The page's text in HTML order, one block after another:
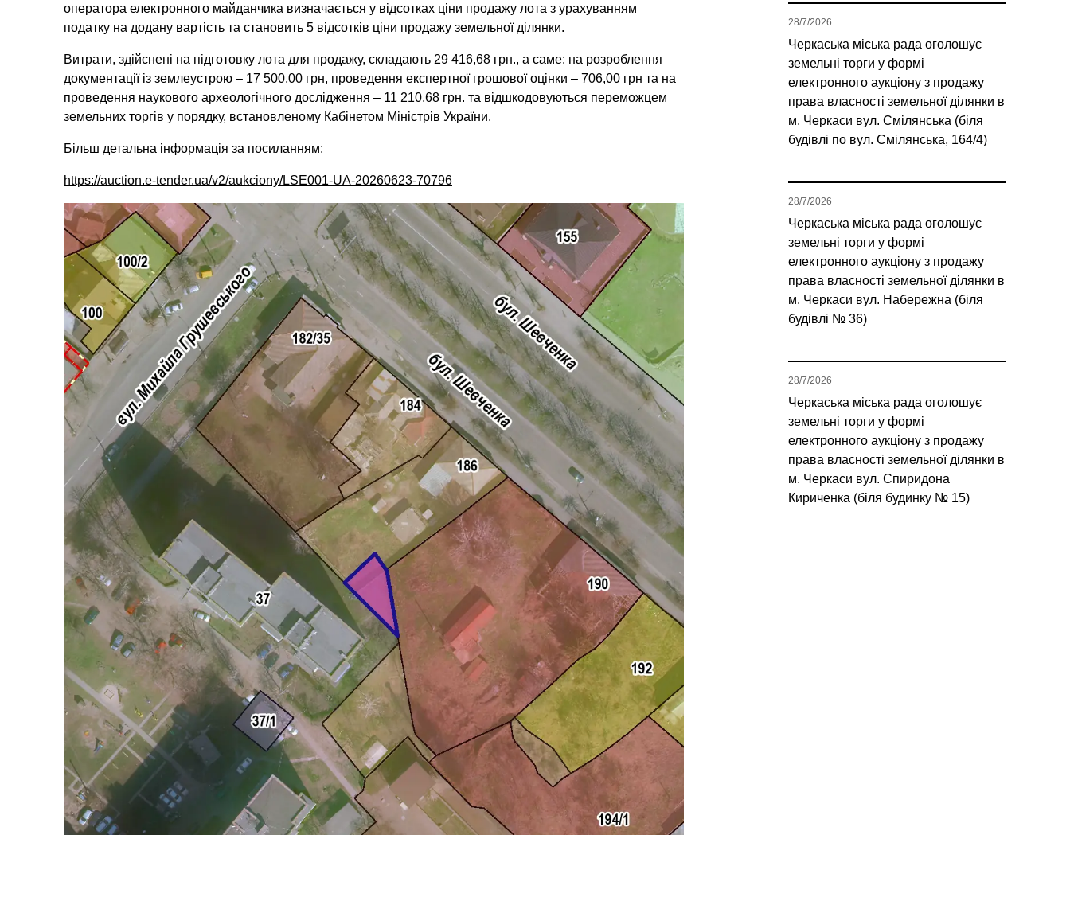
оператора електронного майданчика визначається у відсотках ціни продажу лота з урахуванням
податку на додану вартість та становить 5 відсотків ціни продажу земельної ділянки.
Витрати, здійснені на підготовку лота для продажу, складають 29 416,68 грн., а саме: на розроблення
документації із землеустрою – 17 500,00 грн, проведення експертної грошової оцінки – 706,00 грн та на
проведення наукового археологічного дослідження – 11 210,68 грн. та відшкодовуються переможцем
земельних торгів у порядку, встановленому Кабінетом Міністрів України.
Більш детальна інформація за посиланням:
https://auction.e-tender.ua/v2/aukciony/LSE001-UA-20260623-70796
Черкаська міська рада оголошує
земельні торги у формі
електронного аукціону з продажу
права власності земельної ділянки в
м. Черкаси вул. Смілянська (біля
будівлі по вул. Смілянська, 164/4)
28/7/2026
Черкаська міська рада оголошує
земельні торги у формі
електронного аукціону з продажу
права власності земельної ділянки в
м. Черкаси вул. Набережна (біля
будівлі № 36)
28/7/2026
Черкаська міська рада оголошує
земельні торги у формі
електронного аукціону з продажу
права власності земельної ділянки в
м. Черкаси вул. Спиридона
Кириченка (біля будинку № 15)
28/7/2026